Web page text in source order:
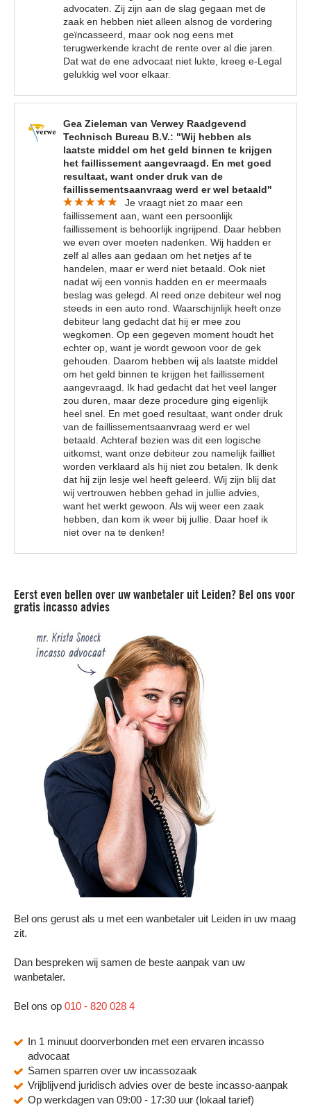
advocaten. Zij zijn aan de slag gegaan met de
zaak en hebben niet alleen alsnog de vordering
geïncasseerd, maar ook nog eens met
terugwerkende kracht de rente over al die jaren.
Dat wat de ene advocaat niet lukte, kreeg e-Legal
gelukkig wel voor elkaar.
Gea Zieleman van Verwey Raadgevend
Technisch Bureau B.V.: "Wij hebben als
laatste middel om het geld binnen te krijgen
het faillissement aangevraagd. En met goed
resultaat, want onder druk van de
faillissementsaanvraag werd er wel betaald"
Je vraagt niet zo maar een
faillissement aan, want een persoonlijk
faillissement is behoorlijk ingrijpend. Daar hebben
we even over moeten nadenken. Wij hadden er
zelf al alles aan gedaan om het netjes af te
handelen, maar er werd niet betaald. Ook niet
nadat wij een vonnis hadden en er meermaals
beslag was gelegd. Al reed onze debiteur wel nog
steeds in een auto rond. Waarschijnlijk heeft onze
debiteur lang gedacht dat hij er mee zou
wegkomen. Op een gegeven moment houdt het
echter op, want je wordt gewoon voor de gek
gehouden. Daarom hebben wij als laatste middel
om het geld binnen te krijgen het faillissement
aangevraagd. Ik had gedacht dat het veel langer
zou duren, maar deze procedure ging eigenlijk
heel snel. En met goed resultaat, want onder druk
van de faillissementsaanvraag werd er wel
betaald. Achteraf bezien was dit een logische
uitkomst, want onze debiteur zou namelijk failliet
worden verklaard als hij niet zou betalen. Ik denk
dat hij zijn lesje wel heeft geleerd. Wij zijn blij dat
wij vertrouwen hebben gehad in jullie advies,
want het werkt gewoon. Als wij weer een zaak
hebben, dan kom ik weer bij jullie. Daar hoef ik
niet over na te denken!
Eerst even bellen over uw wanbetaler uit Leiden? Bel ons voor
gratis incasso advies
Bel ons gerust als u met een wanbetaler uit Leiden in uw maag
zit.
Dan bespreken wij samen de beste aanpak van uw
wanbetaler.
Bel ons op 010 - 820 028 4
In 1 minuut doorverbonden met een ervaren incasso
advocaat
Samen sparren over uw incassozaak
Vrijblijvend juridisch advies over de beste incasso-aanpak
Op werkdagen van 09:00 - 17:30 uur (lokaal tarief)